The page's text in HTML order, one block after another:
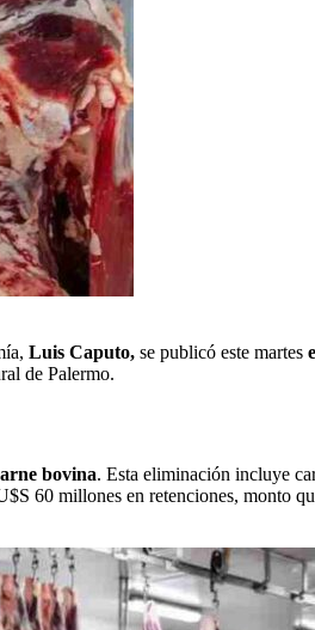
Luis Caputo, se publicó este martes
de Palermo.
bovina. Esta eliminación incluye
60 millones en retenciones, monto